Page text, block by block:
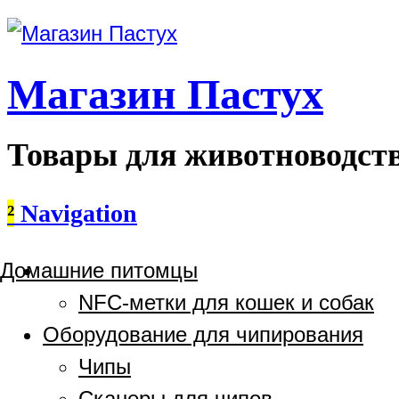
Магазин Пастух
Товары для
² Navigation
Домашние питомцы
NFC-метки для кошек и собак
Оборудование для чипирования
Чипы